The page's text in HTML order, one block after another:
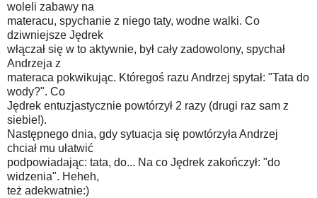
woleli zabawy na
materacu, spychanie z niego taty, wodne walki. Co
dziwniejsze Jędrek
włączał się w to aktywnie, był cały zadowolony, spychał
Andrzeja z
materaca pokwikując. Któregoś razu Andrzej spytał: "Tata do
wody?". Co
Jędrek entuzjastycznie powtórzył 2 razy (drugi raz sam z
siebie!).
Następnego dnia, gdy sytuacja się powtórzyła Andrzej
chciał mu ułatwić
podpowiadając: tata, do... Na co Jędrek zakończył: "do
widzenia". Heheh,
też adekwatnie:)